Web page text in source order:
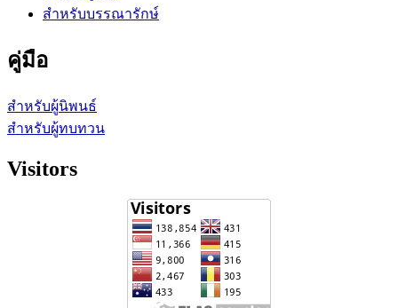
สำหรับบรรณารักษ์
คู่มือ
สำหรับผู้นิพนธ์
สำหรับผู้ทบทวน
Visitors